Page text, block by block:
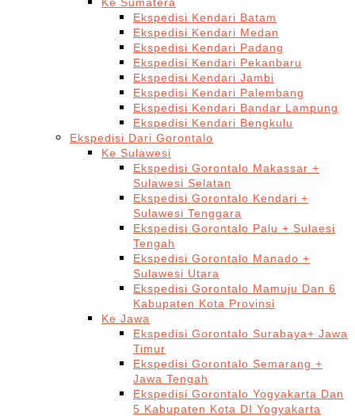
Ekspedisi Kendari Batam
Ekspedisi Kendari Medan
Ekspedisi Kendari Padang
Ekspedisi Kendari Pekanbaru
Ekspedisi Kendari Jambi
Ekspedisi Kendari Palembang
Ekspedisi Kendari Bandar Lampung
Ekspedisi Kendari Bengkulu
Ekspedisi Dari Gorontalo
Ke Sulawesi
Ekspedisi Gorontalo Makassar +
Sulawesi Selatan
Ekspedisi Gorontalo Kendari +
Sulawesi Tenggara
Ekspedisi Gorontalo Palu + Sulaesi
Tengah
Ekspedisi Gorontalo Manado +
Sulawesi Utara
Ekspedisi Gorontalo Mamuju Dan 6
Kabupaten Kota Provinsi
Ke Jawa
Ekspedisi Gorontalo Surabaya+ Jawa
Timur
Ekspedisi Gorontalo Semarang +
Jawa Tengah
Ekspedisi Gorontalo Yogyakarta Dan
5 Kabupaten Kota DI Yogyakarta